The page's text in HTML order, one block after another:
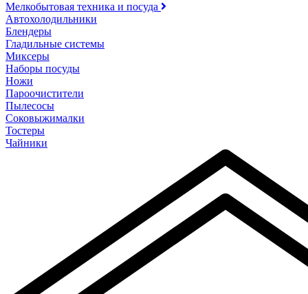
Мелкобытовая техника и посуда
Автохолодильники
Блендеры
Гладильные системы
Миксеры
Наборы посуды
Ножи
Пароочистители
Пылесосы
Соковыжималки
Тостеры
Чайники